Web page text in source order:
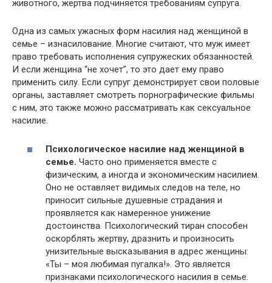
животного, жертва подчиняется требованиям супруга.
Одна из самых ужасных форм насилия над женщиной в
семье – изнасилование. Многие считают, что муж имеет
право требовать исполнения супружеских обязанностей.
И если женщина “не хочет”, то это дает ему право
применить силу. Если супруг демонстрирует свои половые
органы, заставляет смотреть порнографические фильмы
с ним, это также можно рассматривать как сексуальное
насилие.
Психологическое насилие над женщиной в
семье. Часто оно применяется вместе с
физическим, а иногда и экономическим насилием.
Оно не оставляет видимых следов на теле, но
приносит сильные душевные страдания и
проявляется как намеренное унижение
достоинства. Психологический тиран способен
оскорблять жертву, дразнить и произносить
унизительные высказывания в адрес женщины:
«Ты – моя любимая пугалка!». Это является
признаками психологического насилия в семье.